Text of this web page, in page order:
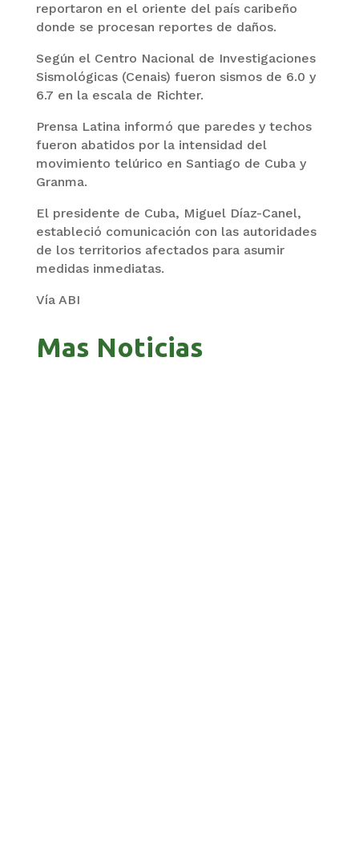
reportaron en el oriente del país caribeño
donde se procesan reportes de daños.
Según el Centro Nacional de Investigaciones
Sismológicas (Cenais) fueron sismos de 6.0 y
6.7 en la escala de Richter.
Prensa Latina informó que paredes y techos
fueron abatidos por la intensidad del
movimiento telúrico en Santiago de Cuba y
Granma.
El presidente de Cuba, Miguel Díaz-Canel,
estableció comunicación con las autoridades
de los territorios afectados para asumir
medidas inmediatas.
Vía ABI
Mas Noticias